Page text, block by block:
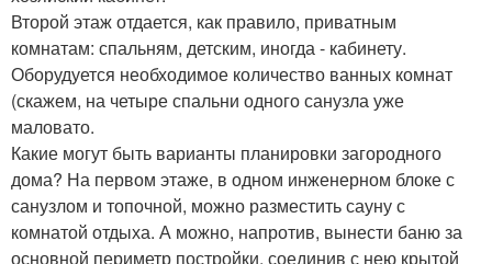
Второй этаж отдается, как правило, приватным
комнатам: спальням, детским, иногда - кабинету.
Оборудуется необходимое количество ванных комнат
(скажем, на четыре спальни одного санузла уже
маловато.
Какие могут быть варианты планировки загородного
дома? На первом этаже, в одном инженерном блоке с
санузлом и топочной, можно разместить сауну с
комнатой отдыха. А можно, напротив, вынести баню за
основной периметр постройки, соединив с нею крытой